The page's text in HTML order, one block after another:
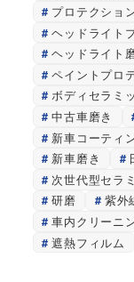
プロテクショ
ヘッドライト
ヘッドライト
ペイントプロ
ボディセラミ
中古車磨き
新車コーティ
新車磨き
次世代型セラ
研磨
紫外
車内クリーニ
遮熱フィルム